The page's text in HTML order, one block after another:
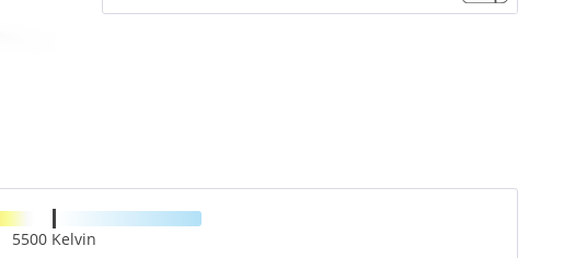
5500 Kelvin